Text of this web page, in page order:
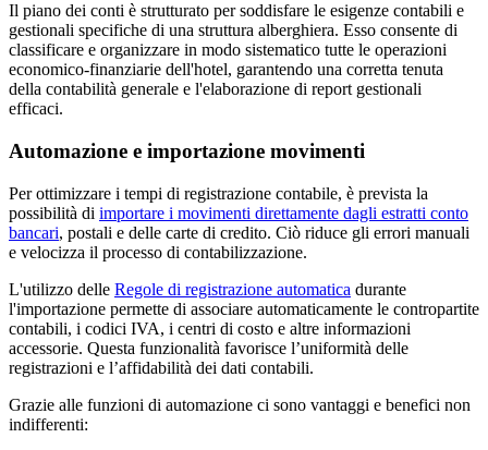
Il piano dei conti è strutturato per soddisfare le esigenze contabili e
gestionali specifiche di una struttura alberghiera. Esso consente di
classificare e organizzare in modo sistematico tutte le operazioni
economico-finanziarie dell'hotel, garantendo una corretta tenuta
della contabilità generale e l'elaborazione di report gestionali
efficaci.
Automazione e importazione movimenti
Per ottimizzare i tempi di registrazione contabile, è prevista la
possibilità di importare i movimenti direttamente dagli estratti conto
bancari, postali e delle carte di credito. Ciò riduce gli errori manuali
e velocizza il processo di contabilizzazione.
L'utilizzo delle Regole di registrazione automatica durante
l'importazione permette di associare automaticamente le contropartite
contabili, i codici IVA, i centri di costo e altre informazioni
accessorie. Questa funzionalità favorisce l’uniformità delle
registrazioni e l’affidabilità dei dati contabili.
Grazie alle funzioni di automazione ci sono vantaggi e benefici non
indifferenti: